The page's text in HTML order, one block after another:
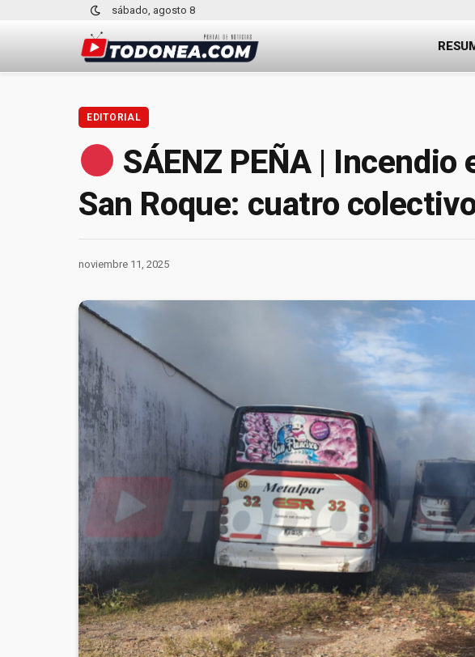
sábado, agosto 8
EDITORIAL
SÁENZ PEÑA |
San Roque: cuatro
noviembre 11, 2025